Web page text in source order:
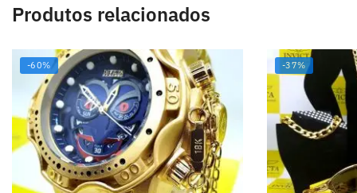
Produtos relacionados
-60% -37%